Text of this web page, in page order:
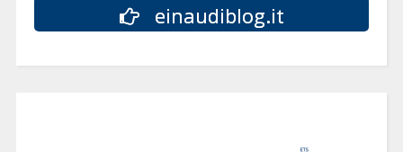
einaudiblog.it